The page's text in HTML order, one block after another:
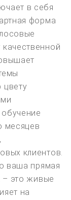
в себя
форма
цвету
месяцев
клиентов.
ваша прямая
– это живые
на